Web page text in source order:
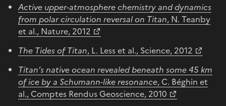
Active upper-atmosphere chemistry and dynamics
from polar circulation reversal on Titan, N. Teanby
et al., Nature, 2012
The Tides of Titan, L. Less et al., Science, 2012
Titan’s native ocean revealed beneath some 45 km
of ice by a Schumann-like resonance, C. Béghin et
al., Comptes Rendus Geoscience, 2010